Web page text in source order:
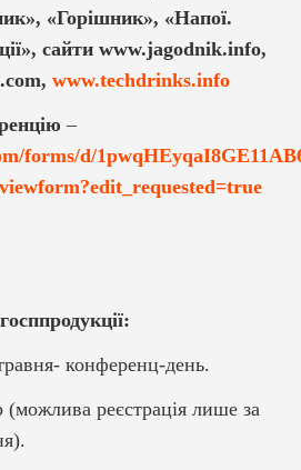
«Горішник», «Напої.
сайти www.jagodnik.info,
www.techdrinks.info
–
forms/d/
конференц-день.
(можлива реєстрація лише за